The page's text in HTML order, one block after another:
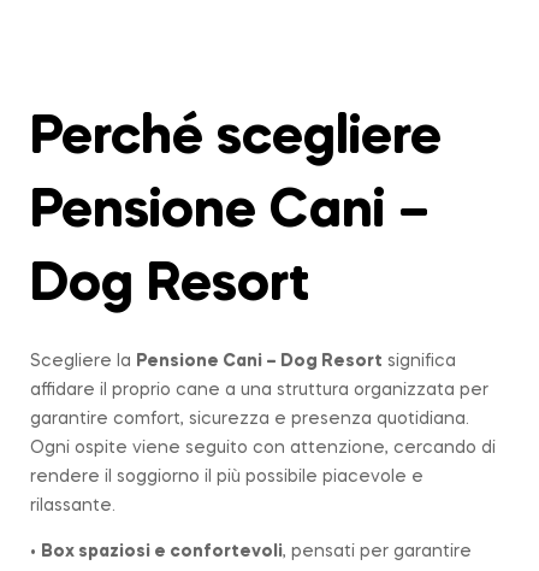
Perché scegliere
Pensione Cani –
Dog Resort
Scegliere la Pensione Cani – Dog Resort significa
affidare il proprio cane a una struttura organizzata per
garantire comfort, sicurezza e presenza quotidiana.
Ogni ospite viene seguito con attenzione, cercando di
rendere il soggiorno il più possibile piacevole e
rilassante.
• Box spaziosi e confortevoli, pensati per garantire